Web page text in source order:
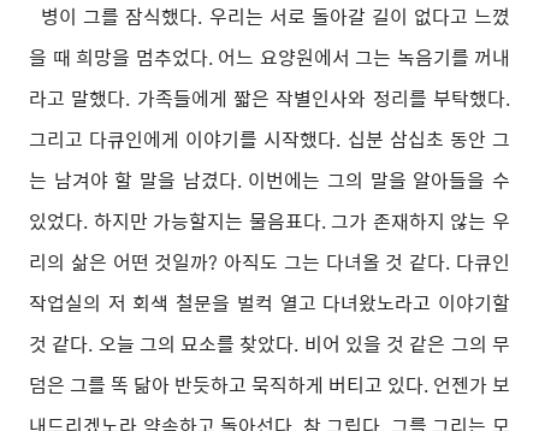
병이 그를 잠식했다. 우리는 서로 돌아갈 길이 없다고 느꼈
을 때 희망을 멈추었다. 어느 요양원에서 그는 녹음기를 꺼내
라고 말했다. 가족들에게 짧은 작별인사와 정리를 부탁했다.
그리고 다큐인에게 이야기를 시작했다. 십분 삼십초 동안 그
는 남겨야 할 말을 남겼다. 이번에는 그의 말을 알아들을 수
있었다. 하지만 가능할지는 물음표다. 그가 존재하지 않는 우
리의 삶은 어떤 것일까? 아직도 그는 다녀올 것 같다. 다큐인
작업실의 저 회색 철문을 벌컥 열고 다녀왔노라고 이야기할
것 같다. 오늘 그의 묘소를 찾았다. 비어 있을 것 같은 그의 무
덤은 그를 똑 닮아 반듯하고 묵직하게 버티고 있다. 언젠가 보